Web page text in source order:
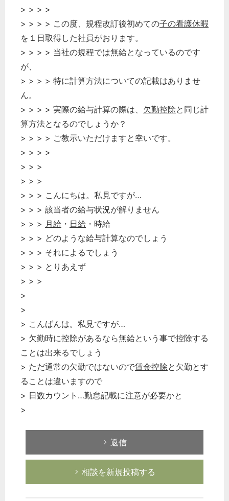
> > > >
> > > > この度、規程改訂後初めての子の看護休暇
を１日取得した社員がおります。
> > > > 当社の規程では無給となっているのです
が、
> > > > 特に計算方法についての記載はありませ
ん。
> > > > 実際の給与計算の際は、 欠勤控除と同じ計
算方法となるのでしょうか？
> > > > ご教示いただけますと幸いです。
> > > >
> > >
> > >
> > > こんにちは。私見ですが…
> > > 該当者の給与状況が解りません
> > > 月給 ・ 日給 ・時給
> > > どのような給与計算なのでしょう
> > > それによるでしょう
> > > とりあえず
> > >
>
>
> こんばんは。私見ですが…
> 欠勤時に控除があるなら無給という事で控除する
ことは出来るでしょう
> ただ通常の欠勤ではないので賃金控除と欠勤とす
ることは違いますので
> 日数カウント…勤怠記載に注意が必要かと
>
返信
相談を新規投稿する